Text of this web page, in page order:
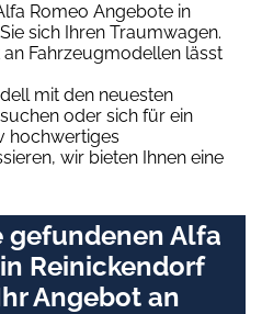
Romeo Angebote in
sich Ihren Traumwagen.
Fahrzeugmodellen lässt
mit den neuesten
oder sich für ein
hochwertiges
wir bieten Ihnen eine
gefundenen Alfa
Reinickendorf
Angebot an